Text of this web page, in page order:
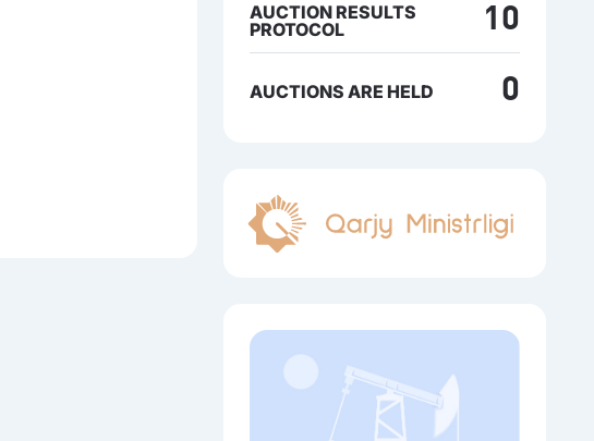
AUCTION RESULTS
PROTOCOL
10
AUCTIONS ARE HELD 0